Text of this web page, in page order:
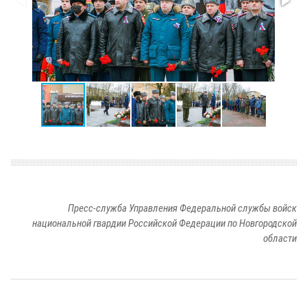
Пресс-служба Управления Федеральной службы войск
национальной гвардии Российской Федерации по Новгородской
области